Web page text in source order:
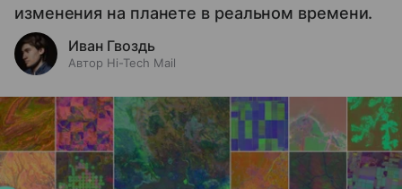
изменения на планете в реальном времени.
Иван Гвоздь
Автор Hi-Tech Mail